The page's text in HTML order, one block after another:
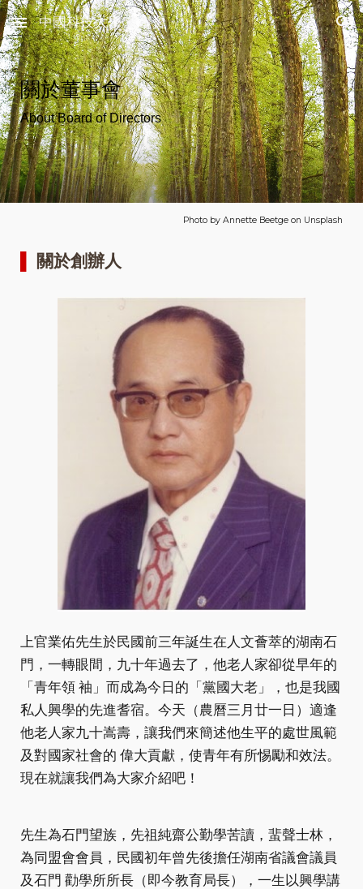
Skip to main content Skip to navigation
中國科技大學 董事會
關於董事會
About Board of Directors
Photo by Annette Beetge on Unsplash
關於創辦人
上官業佑先生於民國前三年誕生在人文薈萃的湖南石
門，一轉眼間，九十年過去了，他老人家卻從早年的
「青年領 袖」而成為今日的「黨國大老」，也是我國
私人興學的先進耆宿。今天（農曆三月廿一日）適逢
他老人家九十嵩壽，讓我們來簡述他生平的處世風範
及對國家社會的 偉大貢獻，使青年有所惕勵和效法。
現在就讓我們為大家介紹吧！
先生為石門望族，先祖純齋公勤學苦讀，蜚聲士林，
為同盟會會員，民國初年曾先後擔任湖南省議會議員
及石門 勸學所所長（即今教育局長），一生以興學講